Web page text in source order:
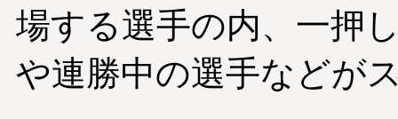
場する選手の内、一押
や連勝中の選手などが